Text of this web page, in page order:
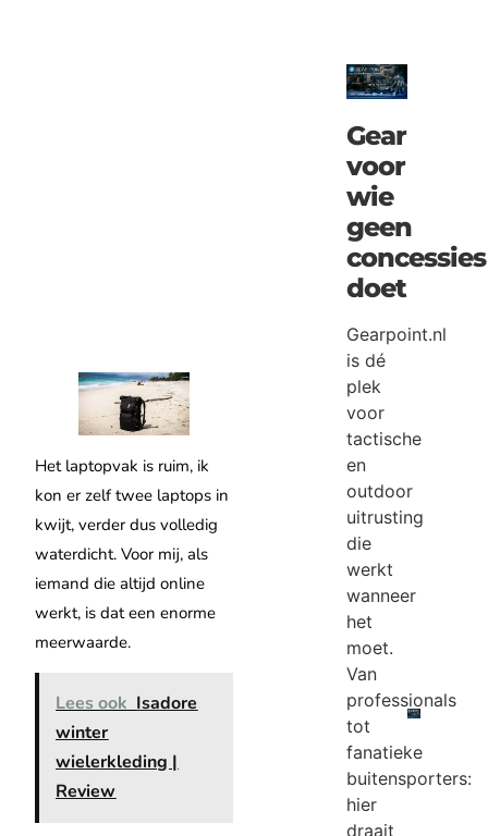
Het laptopvak is ruim, ik
kon er zelf twee laptops in
kwijt, verder dus volledig
waterdicht. Voor mij, als
iemand die altijd online
werkt, is dat een enorme
meerwaarde.
Lees ook Isadore
winter
wielerkleding |
Review
Gear
voor
wie
geen
concessies
doet
Gearpoint.nl
is dé
plek
voor
tactische
en
outdoor
uitrusting
die
werkt
wanneer
het
moet.
Van
professionals
tot
fanatieke
buitensporters:
hier
draait